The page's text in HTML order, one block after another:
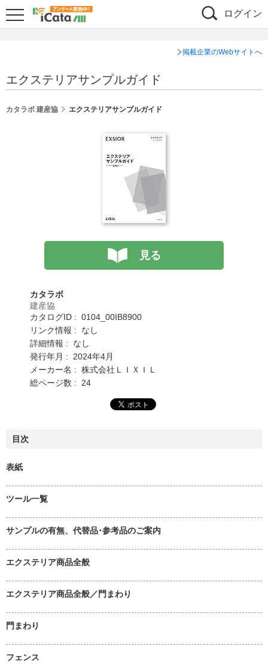
ログイン
掲載企業のWebサイトへ
エクステリアサンプルガイド
カタラボ 建産協 エクステリアサンプルガイド
見る
カタラボ
建産協
カタログID : 0104_00IB8900
リンク情報 : なし
詳細情報 : なし
発行年月 : 2024年4月
メーカー名 : 株式会社ＬＩＸＩＬ
総ページ数 : 24
目次
表紙
ツール一覧
サンプルの有無、代替品･参考品のご案内
エクステリア商品全般
エクステリア商品全般／門まわり
門まわり
フェンス